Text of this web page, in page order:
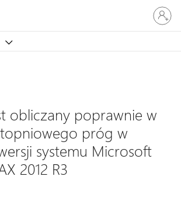
Zaloguj
się
do
konta
obliczany poprawnie w
próg w
systemu Microsoft
2012 R3